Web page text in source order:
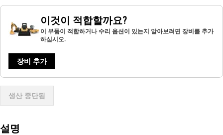
이것이 적합할까요?
이 부품이 적합하거나 수리 옵션이 있는지 알아보려면 장비를 추가
하십시오.
장비 추가
생산 중단됨
설명